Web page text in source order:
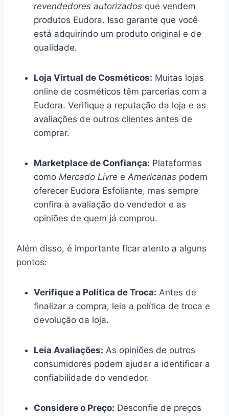
revendedores autorizados que vendem
produtos Eudora. Isso garante que você
está adquirindo um produto original e de
qualidade.
Loja Virtual de Cosméticos: Muitas lojas
online de cosméticos têm parcerias com a
Eudora. Verifique a reputação da loja e as
avaliações de outros clientes antes de
comprar.
Marketplace de Confiança: Plataformas
como Mercado Livre e Americanas podem
oferecer Eudora Esfoliante, mas sempre
confira a avaliação do vendedor e as
opiniões de quem já comprou.
Além disso, é importante ficar atento a alguns
pontos:
Verifique a Política de Troca: Antes de
finalizar a compra, leia a política de troca e
devolução da loja.
Leia Avaliações: As opiniões de outros
consumidores podem ajudar a identificar a
confiabilidade do vendedor.
Considere o Preço: Desconfie de preços